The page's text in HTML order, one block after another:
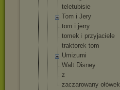
teletubisie
Tom i Jery
tom i jerry
tomek i przyjaciele
traktorek tom
Umizumi
Walt Disney
z
zaczarowany ołówek